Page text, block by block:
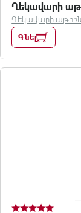
Ղեկավարի
Ղեկավարի
Գնել